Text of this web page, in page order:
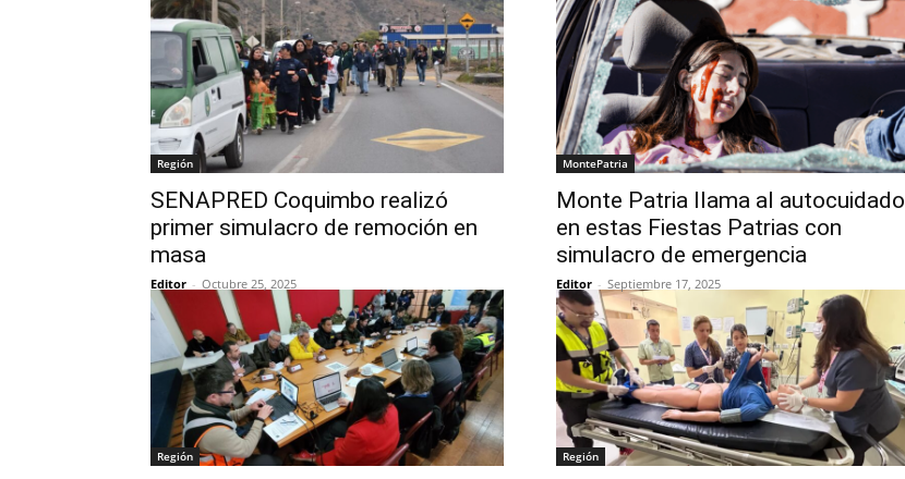
Región
SENAPRED Coquimbo realizó
primer simulacro de remoción en
masa
Editor - Octubre 25, 2025
MontePatria
Monte Patria llama al autocuidado
en estas Fiestas Patrias con
simulacro de emergencia
Editor - Septiembre 17, 2025
Región Región